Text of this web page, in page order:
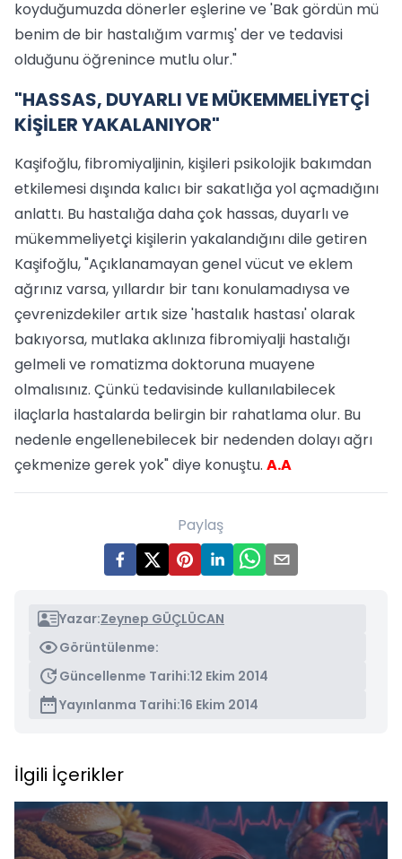
koyduğumuzda dönerler eşlerine ve 'Bak gördün mü
benim de bir hastalığım varmış' der ve tedavisi
olduğunu öğrenince mutlu olur."
"HASSAS, DUYARLI VE MÜKEMMELİYETÇİ
KİŞİLER YAKALANIYOR"
Kaşifoğlu, fibromiyaljinin, kişileri psikolojik bakımdan
etkilemesi dışında kalıcı bir sakatlığa yol açmadığını
anlattı. Bu hastalığa daha çok hassas, duyarlı ve
mükemmeliyetçi kişilerin yakalandığını dile getiren
Kaşifoğlu, "Açıklanamayan genel vücut ve eklem
ağrınız varsa, yıllardır bir tanı konulamadıysa ve
çevrenizdekiler artık size 'hastalık hastası' olarak
bakıyorsa, mutlaka aklınıza fibromiyalji hastalığı
gelmeli ve romatizma doktoruna muayene
olmalısınız. Çünkü tedavisinde kullanılabilecek
ilaçlarla hastalarda belirgin bir rahatlama olur. Bu
nedenle engellenebilecek bir nedenden dolayı ağrı
çekmenize gerek yok" diye konuştu. A.A
Paylaş
Yazar:Zeynep GÜÇLÜCAN
Görüntülenme:
Güncellenme Tarihi:12 Ekim 2014
Yayınlanma Tarihi:16 Ekim 2014
İlgili İçerikler